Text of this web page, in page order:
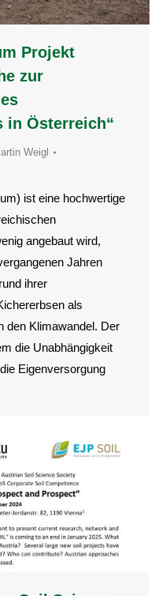
Projekt
zur
in Österreich“
Weigl
ist eine hochwertige
angebaut wird,
Jahren
ihrer
als
den Klimawandel. Der
die Unabhängigkeit
Eigenversorgung